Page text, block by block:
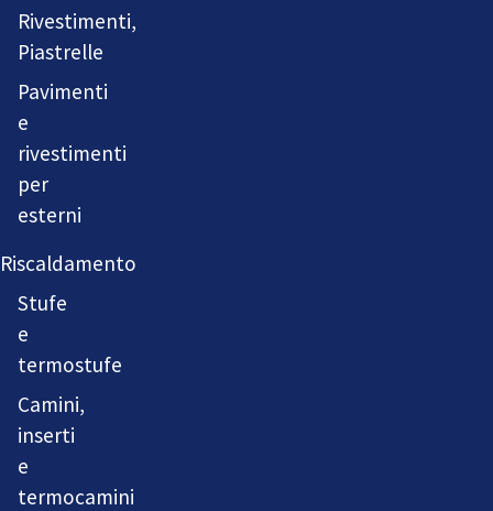
Rivestimenti,
Piastrelle
Pavimenti
e
rivestimenti
per
esterni
Riscaldamento
Stufe
e
termostufe
Camini,
inserti
e
termocamini